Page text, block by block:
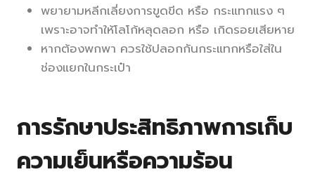
พยายามหลีกเลี่ยงการขูดขีด หรือ กระแทกแรง ๆ
เพราะอาจทำให้โลโก้หลุดลอก หรือ เกิดรอยเสียหาย
หากต้องพกพา ควรใช้ปลอกกันกระแทกหรือใส่ใน
ช่องแยกในกระเป๋า
การรักษาประสิทธิภาพการเก็บ
ความเย็นหรือความร้อน